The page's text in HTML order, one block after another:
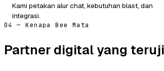
Kami petakan alur chat, kebutuhan blast, dan
integrasi.
04 — Kenapa Bee Mata
Partner digital yang teruji